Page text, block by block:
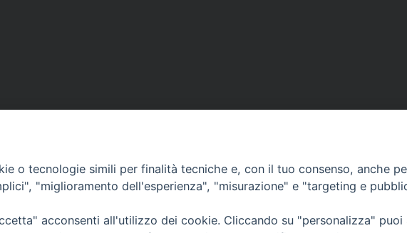
o tecnologie simili per finalità tecniche e, con il tuo consenso, anche
"miglioramento dell'esperienza", "misurazione" e "targeting e
acconsenti all'utilizzo dei cookie. Cliccando su "personalizza"